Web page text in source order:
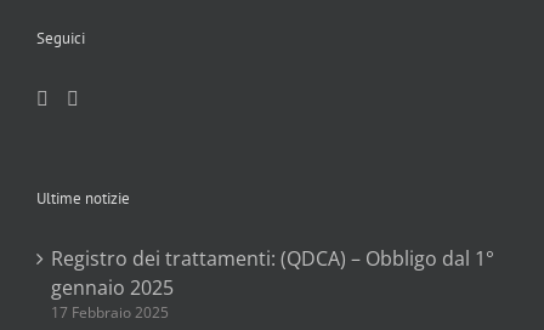
Seguici
Ultime notizie
Registro dei trattamenti: (QDCA) – Obbligo dal 1°
gennaio 2025
17 Febbraio 2025